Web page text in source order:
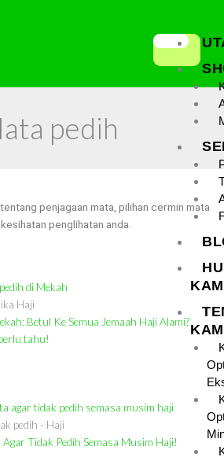
pedih
penjagaan mata, pilihan cermin mata
penglihatan anda.
Haji
Betul Ke Semua Jemaah Haji Alami?
tahu!
pedih - Haji
Tidak Pedih Semasa Musim Haji!